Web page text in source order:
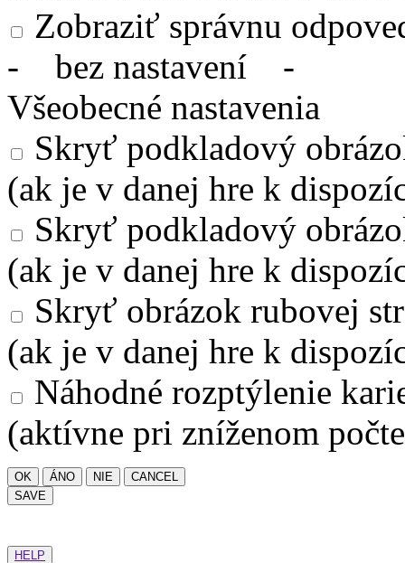
Zobraziť správnu
- bez nastavení -
Všeobecné nastavenia
Skryť podkladový
(ak je v danej hre k
Skryť podkladový
(ak je v danej hre k
Skryť obrázok rubovej
(ak je v danej hre k
Náhodné rozptýlenie
(aktívne pri zníženom
OK ÁNO NIE
CANCEL
SAVE
HELP